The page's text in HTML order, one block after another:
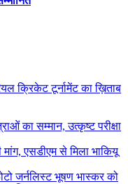
क्रिकेट टूर्नामेंट का ख़िताब
का सम्मान, उत्कृष्ट परीक्षा
मांग, एसडीएम से मिला भाकियू
जर्नलिस्ट भूषण भास्कर को